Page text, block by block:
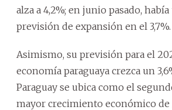
alza a 4,2%; en junio pasado,
previsión de expansión en el 3,7%.
Asimismo, su previsión para el
economía paraguaya crezca un
Paraguay se ubica como el
mayor crecimiento económico de